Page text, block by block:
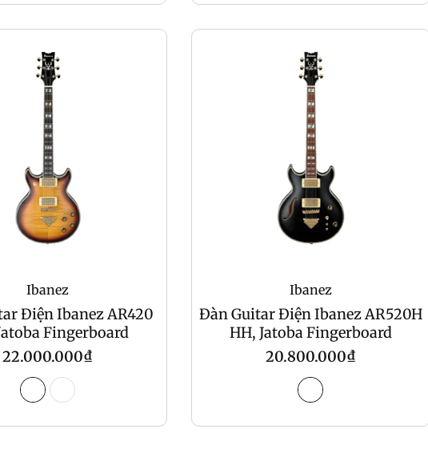
Ibanez
Điện Ibanez AR420
Fingerboard
Regular
price
22.000.000₫
Ibanez
Đàn Guitar Điện Ibanez AR520H
HH, Jatoba Fingerboard
Regular
price
20.800.000₫